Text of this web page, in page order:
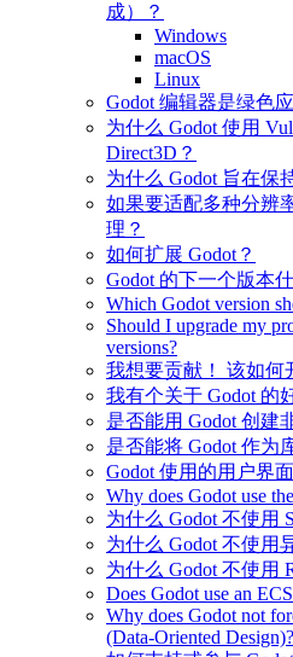
成）？
Windows
macOS
Linux
Godot 编辑器是绿色
为什么 Godot 使用
Direct3D？
为什么 Godot 旨在保
如果要适配多种分辨
理？
如何扩展 Godot？
Godot 的下一个版本
Which Godot version
Should I upgrade my
versions?
我想要贡献！ 该如何
我有个关于 Godot 的
是否能用 Godot 创建
是否能将 Godot 作为
Godot 使用的用户界
Why does Godot use
为什么 Godot 不使用
为什么 Godot 不使用
为什么 Godot 不使用
Does Godot use an
Why does Godot not
(Data-Oriented Design)?